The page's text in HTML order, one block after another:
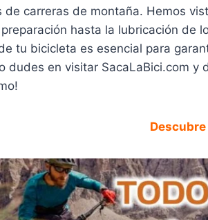
de carreras de montaña. Hemos
hasta la lubricación de
tu bicicleta es esencial para
dudes en visitar SacaLaBici.com
Descubre